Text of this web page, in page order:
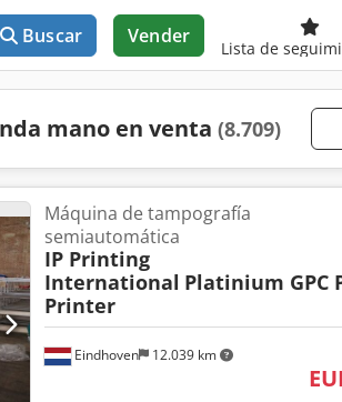
Buscar Vender
Lista de
mano en venta (8.709)
Eindhoven 12.039 km
Máquina de tampografía
semiautomática
IP Printing
International Platinium GPC
Printer